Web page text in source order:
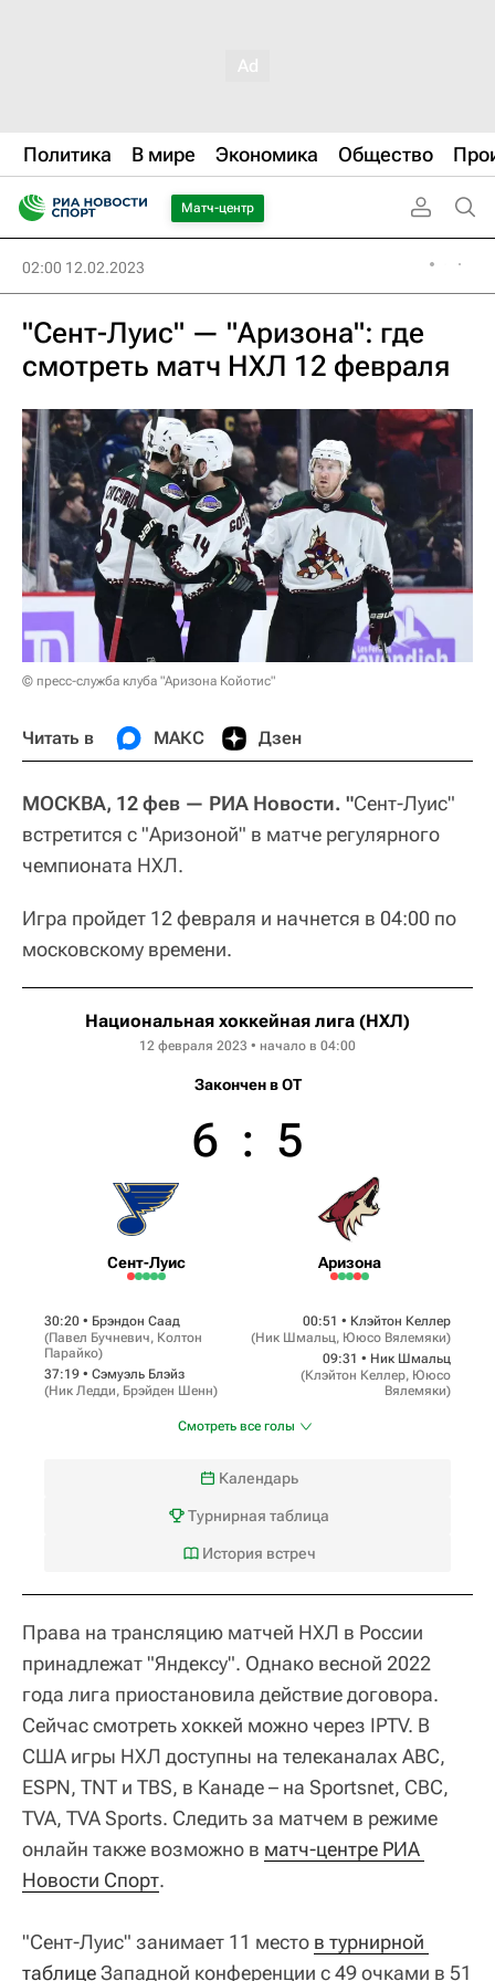
Политика В мире Экономика Общество
Матч-центр
02:00 12.02.2023
"Сент-Луис" — "Аризона": где
смотреть матч НХЛ 12 февраля
© пресс-служба клуба "Аризона Койотис"
Читать в МАКС Дзен
МОСКВА, 12 фев — РИА Новости. "Сент-Луис"
встретится с "Аризоной" в матче регулярного
чемпионата НХЛ.
Игра пройдет 12 февраля и начнется в 04:00 по
московскому времени.
Национальная хоккейная лига (НХЛ)
12 февраля 2023 • начало в 04:00
Закончен в OT
Сент-Луис
6 : 5
Аризона
30:20 • Брэндон Саад
(Павел Бучневич, Колтон
Парайко)
37:19 • Сэмуэль Блэйз
(Ник Ледди, Брэйден Шенн)
00:51 • Клэйтон Келлер
(Ник Шмальц, Ююсо Вялемяки)
09:31 • Ник Шмальц
(Клэйтон Келлер, Ююсо
Вялемяки)
Смотреть все голы
Календарь
Турнирная таблица
История встреч
Права на трансляцию матчей НХЛ в России
принадлежат "Яндексу". Однако весной 2022
года лига приостановила действие договора.
Сейчас смотреть хоккей можно через IPTV. В
США игры НХЛ доступны на телеканалах ABC,
ESPN, TNT и TBS, в Канаде – на Sportsnet, CBC,
TVA, TVA Sports. Следить за матчем в режиме
онлайн также возможно в матч-центре РИА
Новости Спорт.
"Сент-Луис" занимает 11 место в турнирной
таблицеЗападной конференции с 49 очками в 51